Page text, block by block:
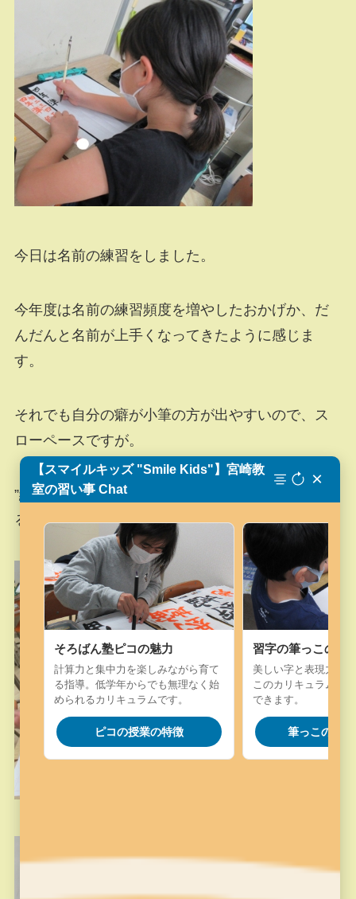
今日は名前の練習をしました。
今年度は名前の練習頻度を増やしたおかげか、だ
んだんと名前が上手くなってきたように感じま
す。
それでも自分の癖が小筆の方が出やすいので、ス
ローペースですが。
”継続は力なり”ですので、3月には更に上達してい
ることでしょう(^_-)-☆
【スマイルキッズ "Smile Kids"】宮崎教
室の習い事 Chat
×
そろばん塾ピコの魅力
計算力と集中力を楽しみながら育て
る指導。低学年からでも無理なく始
められるカリキュラムです。
ピコの授業の特徴
習字の筆っこの魅
美しい字と表現力を
このカリキュラム。
できます。
筆っこの授